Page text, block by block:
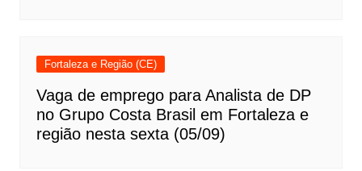
Fortaleza e Região (CE)
Vaga de emprego para Analista de DP
no Grupo Costa Brasil em Fortaleza e
região nesta sexta (05/09)